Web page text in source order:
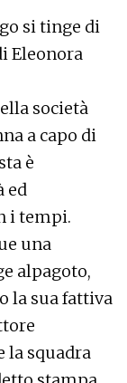
si tinge di
Eleonora
società
a capo di
è
ed
i tempi.
una
alpagoto,
la sua fattiva
la squadra